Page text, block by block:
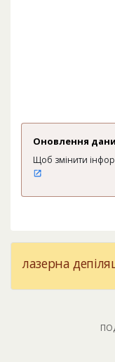
Оновлення
Щоб змінити
лазерна